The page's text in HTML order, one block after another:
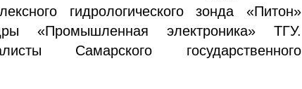
гидрологического зонда «Питон»
«Промышленная электроника» ТГУ.
Самарского государственного